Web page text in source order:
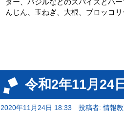
ダー、バジルなどのスパイスとハ
んじん、玉ねぎ、大根、ブロッコ
令和2年11月24
2020年11月24日 18:33 投稿者: 情報